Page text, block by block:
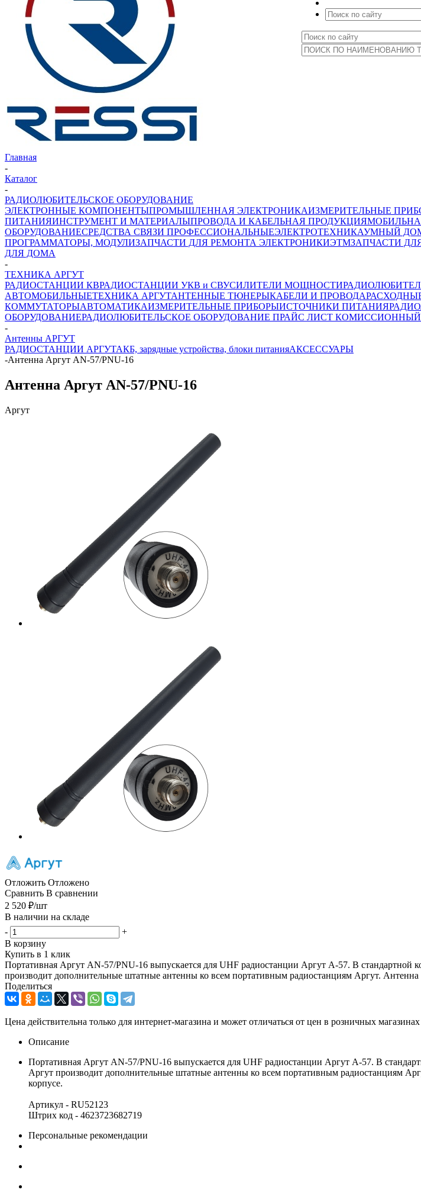
Главная
-
Каталог
-
РАДИОЛЮБИТЕЛЬСКОЕ ОБОРУДОВАНИЕ
ЭЛЕКТРОННЫЕ КОМПОНЕНТЫПРОМЫШЛЕННАЯ ЭЛЕКТРОНИКАИЗМЕРИТЕЛЬНЫЕ
ПИТАНИЯИНСТРУМЕНТ И МАТЕРИАЛЫПРОВОДА И КАБЕЛЬНАЯ ПРОДУКЦИЯ
ОБОРУДОВАНИЕСРЕДСТВА СВЯЗИ ПРОФЕССИОНАЛЬНЫЕЭЛЕКТРОТЕХНИКАУМНЫЙ
ПРОГРАММАТОРЫ, МОДУЛИЗАПЧАСТИ ДЛЯ РЕМОНТА ЭЛЕКТРОНИКИЭТМЗАПЧАСТИ
ДЛЯ ДОМА
-
ТЕХНИКА АРГУТ
РАДИОСТАНЦИИ КВРАДИОСТАНЦИИ УКВ и СВУСИЛИТЕЛИ МОЩНОСТИ
АВТОМОБИЛЬНЫЕТЕХНИКА АРГУТАНТЕННЫЕ ТЮНЕРЫКАБЕЛИ И ПРОВОДА
КОММУТАТОРЫАВТОМАТИКАИЗМЕРИТЕЛЬНЫЕ ПРИБОРЫИСТОЧНИКИ ПИТАНИЯ
ОБОРУДОВАНИЕРАДИОЛЮБИТЕЛЬСКОЕ ОБОРУДОВАНИЕ ПРАЙС ЛИСТ КОМИССИОННЫЙ
-
Антенны АРГУТ
РАДИОСТАНЦИИ АРГУТАКБ, зарядные устройства, блоки питанияАКСЕССУАРЫ
-Антенна Аргут AN-57/PNU-16
Антенна Аргут AN-57/PNU-16
Аргут
Отложить Отложено
Сравнить В сравнении
2 520 ₽/шт
В наличии на складе
-
+
В корзину
Купить в 1 клик
Портативная Аргут AN-57/PNU-16 выпускается для UHF радиостанции Аргут А-57. В стандартной
производит дополнительные штатные антенны ко всем портативным радиостанциям Аргут.
Поделиться
Цена действительна только для интернет-магазина и может отличаться от цен в розничных магазинах
Описание
Портативная Аргут AN-57/PNU-16 выпускается для UHF радиостанции Аргут А-57. В
Аргут производит дополнительные штатные антенны ко всем портативным радиостанциям
корпусе.
Артикул - RU52123
Штрих код - 4623723682719
Персональные рекомендации